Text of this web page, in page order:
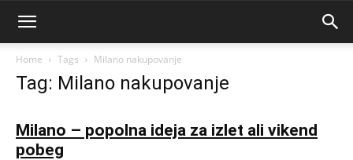
Home Tags Milano nakupovanje
Tag: Milano nakupovanje
Milano – popolna ideja za izlet ali vikend
pobeg